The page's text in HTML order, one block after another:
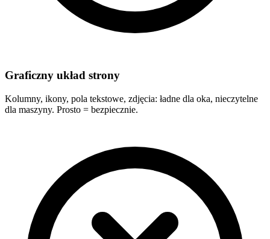
Graficzny układ strony
Kolumny, ikony, pola tekstowe, zdjęcia: ładne dla oka, nieczytelne
dla maszyny. Prosto = bezpiecznie.